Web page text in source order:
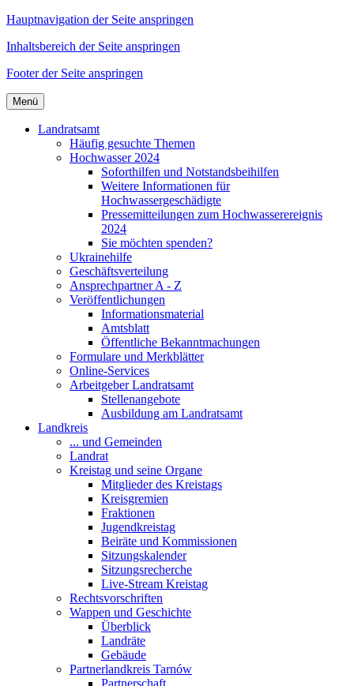
Hauptnavigation der Seite anspringen
Inhaltsbereich der Seite anspringen
Footer der Seite anspringen
Menü
Landratsamt
Häufig gesuchte Themen
Hochwasser 2024
Soforthilfen und Notstandsbeihilfen
Weitere Informationen für
Hochwassergeschädigte
Pressemitteilungen zum Hochwasserereignis
2024
Sie möchten spenden?
Ukrainehilfe
Geschäftsverteilung
Ansprechpartner A - Z
Veröffentlichungen
Informationsmaterial
Amtsblatt
Öffentliche Bekanntmachungen
Formulare und Merkblätter
Online-Services
Arbeitgeber Landratsamt
Stellenangebote
Ausbildung am Landratsamt
Landkreis
... und Gemeinden
Landrat
Kreistag und seine Organe
Mitglieder des Kreistags
Kreisgremien
Fraktionen
Jugendkreistag
Beiräte und Kommissionen
Sitzungskalender
Sitzungsrecherche
Live-Stream Kreistag
Rechtsvorschriften
Wappen und Geschichte
Überblick
Landräte
Gebäude
Partnerlandkreis Tarnów
Partnerschaft